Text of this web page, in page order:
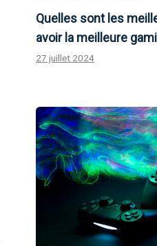
Quelles sont les
avoir la meilleure
27 juillet 2024